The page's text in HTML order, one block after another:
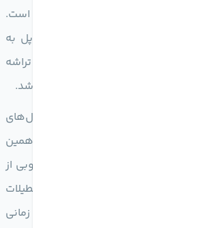
حدود 6 میلیارد دلار برای این شرکت هزینه برداشته است.
مایستری»، مدیر ارشد امور مالی اپل به
هشدار داده بودند که اثر کمبود تراشه
بیشتر از 6 میلیارد دلار باشد.
اپل، از آیفون گرفته تا ایرپاد و مدل‌های
قابل توجهی داشته‌اند و به همین
کاربران در فصل تعطیلات استقبال خوبی از
کوپرتینویی‌ها در آستانه فصل تعطیلات
را هم تغییر داده و حالا بازه زمانی